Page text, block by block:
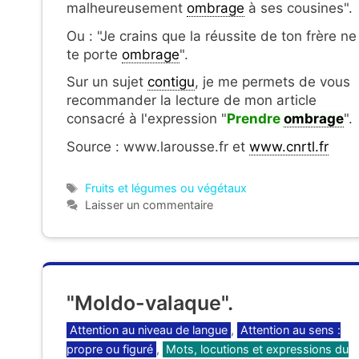
malheureusement ombrage à ses cousines".
Ou : "Je crains que la réussite de ton frère ne
te porte ombrage".
Sur un sujet contigu, je me permets de vous
recommander la lecture de mon article
consacré à l'expression "Prendre ombrage".
Source : www.larousse.fr et www.cnrtl.fr
Étiquettes
Fruits et légumes ou végétaux
Laisser un commentaire
"Moldo-valaque".
Catégories
Attention au niveau de langue , Attention au sens :
propre ou figuré , Mots, locutions et expressions du